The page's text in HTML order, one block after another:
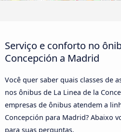
Serviço e conforto no
Concepción a Madrid
Você quer saber quais classes de
nos ônibus de La Linea de la
empresas de ônibus atendem a
Concepción para Madrid? Abaixo
para suas perguntas.